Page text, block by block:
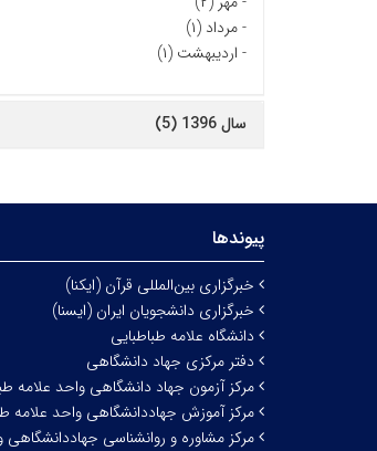
-مرداد (۱)
- اردیبهشت (۱)
سال 1396 (5)
پیوندها
خبرگزاری بین‌المللی قرآن (ایکنا)
خبرگزاری دانشجویان ایران (ایسنا)
دانشگاه علامه طباطبایی
دفتر مرکزی جهاد دانشگاهی
مرکز آزمون جهاد دانشگاهی واحد علامه
مرکز آموزش جهاددانشگاهی واحد علامه
مرکز مشاوره و روانشناسی جهاددانشگاهی